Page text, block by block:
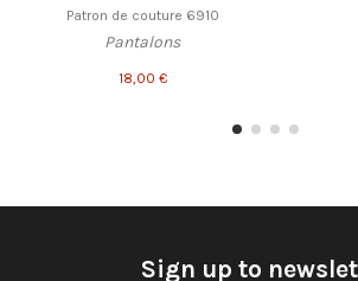
Patron de couture 6910
Pantalons
18,00 €
Sign up to